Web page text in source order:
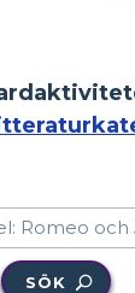
SÖK